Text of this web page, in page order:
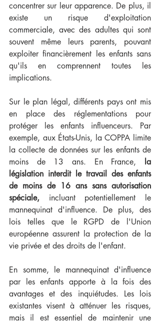
concentrer sur leur apparence. De plus, il
existe un risque d'exploitation
commerciale, avec des adultes qui sont
souvent même leurs parents, pouvant
exploiter financièrement les enfants sans
qu'ils en comprennent toutes les
implications.
Sur le plan légal, différents pays ont mis
en place des réglementations pour
protéger les enfants influenceurs. Par
exemple, aux États-Unis, la COPPA limite
la collecte de données sur les enfants de
moins de 13 ans. En France, la
législation interdit le travail des enfants
de moins de 16 ans sans autorisation
spéciale, incluant potentiellement le
mannequinat d'influence. De plus, des
lois telles que le RGPD de l'Union
européenne assurent la protection de la
vie privée et des droits de l'enfant.
En somme, le mannequinat d'influence
par les enfants apporte à la fois des
avantages et des inquiétudes. Les lois
existantes visent à atténuer les risques,
mais il est essentiel de maintenir une